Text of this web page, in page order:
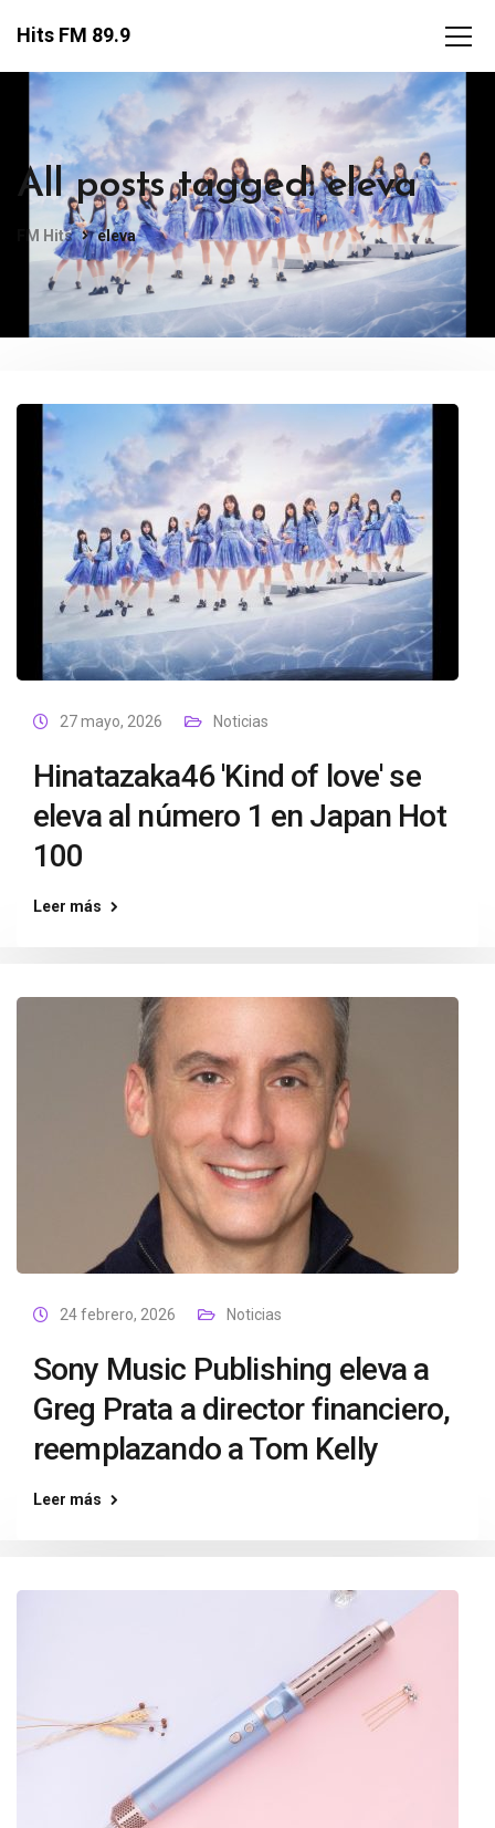
Hits FM 89.9
All posts tagged: eleva
FM Hits eleva
27 mayo, 2026 Noticias
Hinatazaka46 'Kind of love' se
eleva al número 1 en Japan Hot
100
Leer más
24 febrero, 2026 Noticias
Sony Music Publishing eleva a
Greg Prata a director financiero,
reemplazando a Tom Kelly
Leer más